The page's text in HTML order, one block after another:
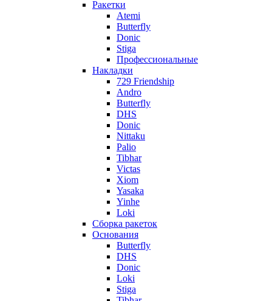
Ракетки
Atemi
Butterfly
Donic
Stiga
Профессиональные
Накладки
729 Friendship
Andro
Butterfly
DHS
Donic
Nittaku
Palio
Tibhar
Victas
Xiom
Yasaka
Yinhe
Loki
Сборка ракеток
Основания
Butterfly
DHS
Donic
Loki
Stiga